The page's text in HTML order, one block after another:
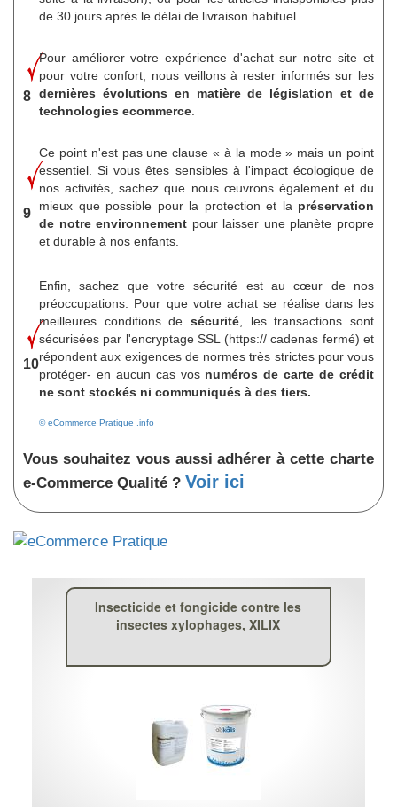
de 30 jours après le délai de livraison habituel.
8
Pour améliorer votre expérience d'achat sur notre site et
pour votre confort, nous veillons à rester informés sur les
dernières évolutions en matière de législation et de
technologies ecommerce
9
Ce point n'est pas une clause « à la mode » mais un point
essentiel. Si vous êtes sensibles à l'impact écologique de
nos activités, sachez que nous œuvrons également et du
mieux que possible pour la protection et la préservation
de notre environnement pour laisser une planète propre
et durable à nos enfants.
10
Enfin, sachez que votre sécurité est au cœur de nos
préoccupations. Pour que votre achat se réalise dans les
meilleures conditions de sécurité , les transactions sont
sécurisées par l'encryptage SSL (https:// cadenas fermé) et
répondent aux exigences de normes très strictes pour vous
protéger- en aucun cas vos numéros de carte de crédit
ne sont stockés ni communiqués à des tiers.
© eCommerce Pratique .info
Vous souhaitez vous aussi adhérer à cette charte
e-Commerce Qualité ? Voir ici
Insecticide et fongicide contre les
insectes xylophages, XILIX